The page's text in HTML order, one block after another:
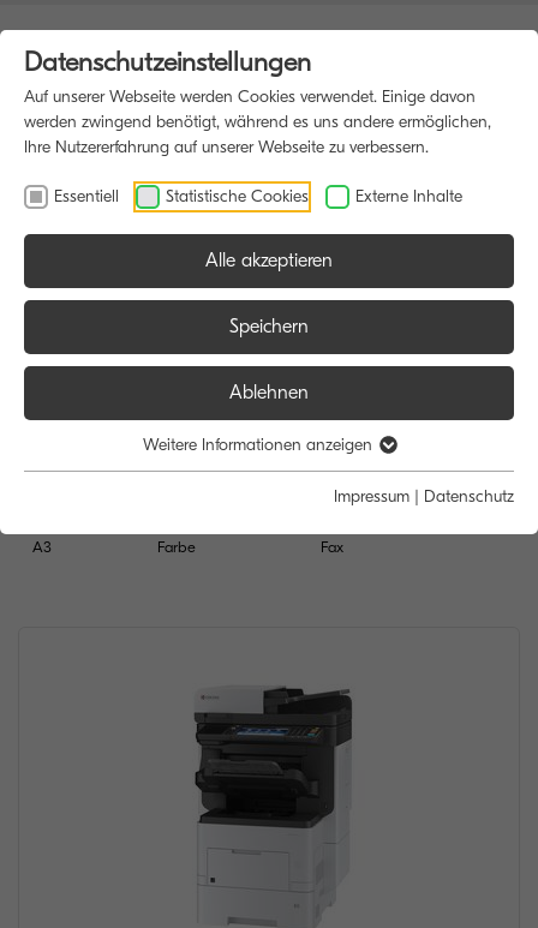
A3 Farbe
Funktion:
Scan
Fax
Datenschutzeinstellungen
Auf unserer Webseite werden Cookies verwendet. Einige davon
werden zwingend benötigt, während es uns andere ermöglichen,
Ihre Nutzererfahrung auf unserer Webseite zu verbessern.
Essentiell Statistische Cookies Externe Inhalte
Alle akzeptieren
Speichern
Ablehnen
Weitere Informationen anzeigen
Impressum | Datenschutz